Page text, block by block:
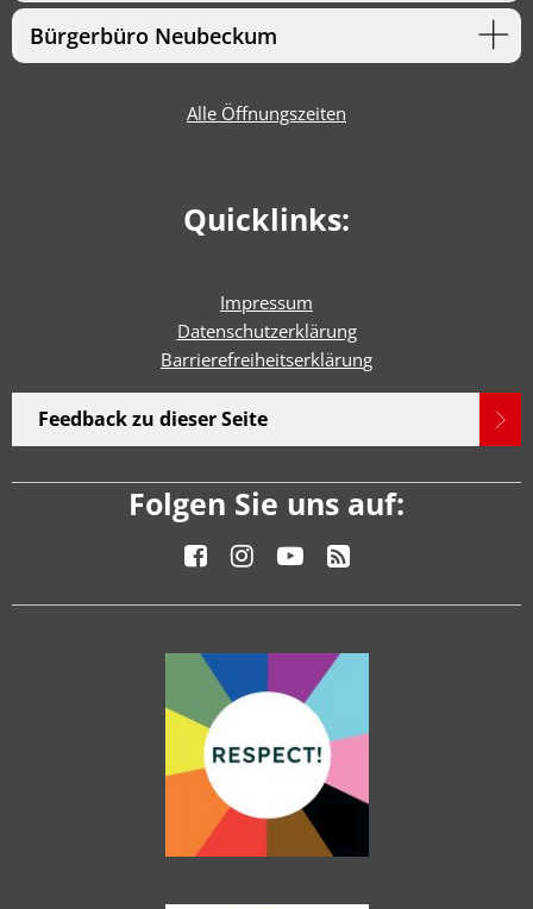
Bürgerbüro Neubeckum
Alle Öffnungszeiten
Quicklinks:
Impressum
Datenschutzerklärung
Barrierefreiheitserklärung
Feedback zu dieser Seite
Folgen Sie uns auf: